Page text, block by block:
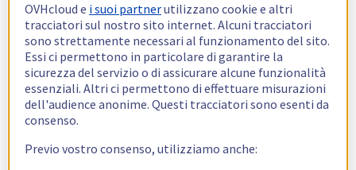
OVHcloud e i suoi partnerutilizzano cookie e altri
tracciatori sul nostro sito internet. Alcuni tracciatori
sono strettamente necessari al funzionamento del sito.
Essi ci permettono in particolare di garantire la
sicurezza del servizio o di assicurare alcune funzionalità
essenziali. Altri ci permettono di effettuare misurazioni
dell'audience anonime. Questi tracciatori sono esenti da
consenso.
Previo vostro consenso, utilizziamo anche: